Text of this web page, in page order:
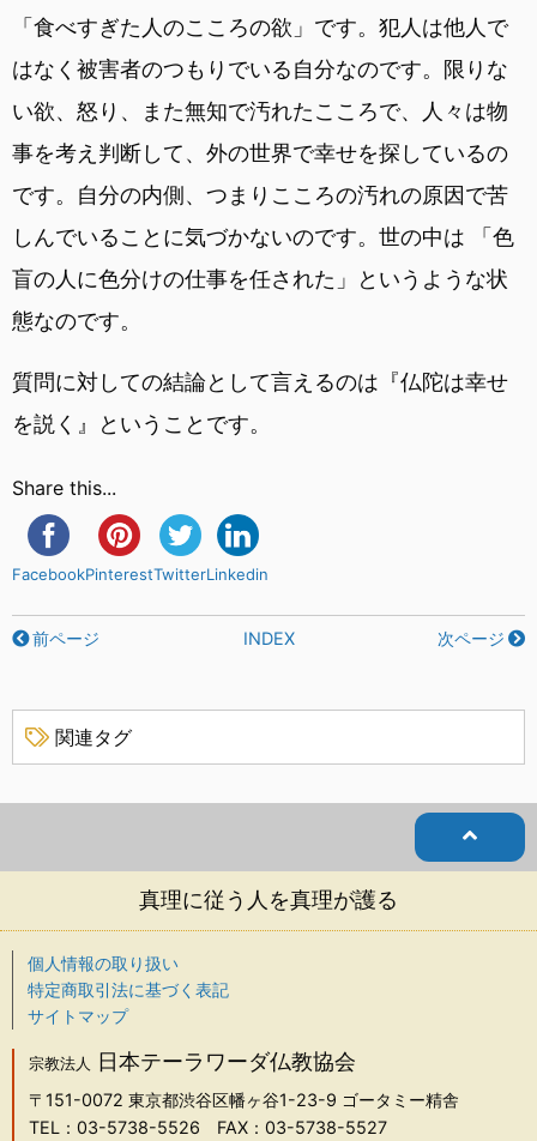
「食べすぎた人のこころの欲」です。犯人は他人で
はなく被害者のつもりでいる自分なのです。限りな
い欲、怒り、また無知で汚れたこころで、人々は物
事を考え判断して、外の世界で幸せを探しているの
です。自分の内側、つまりこころの汚れの原因で苦
しんでいることに気づかないのです。世の中は 「色
盲の人に色分けの仕事を任された」というような状
態なのです。
質問に対しての結論として言えるのは『仏陀は幸せ
を説く』ということです。
Share this...
FacebookPinterestTwitterLinkedin
前ページ INDEX 次ページ
関連タグ
真理に従う人を真理が護る
個人情報の取り扱い
特定商取引法に基づく表記
サイトマップ
宗教法人 日本テーラワーダ仏教協会
〒151-0072 東京都渋谷区幡ヶ谷1-23-9 ゴータミー精舎
TEL：03-5738-5526 FAX：03-5738-5527